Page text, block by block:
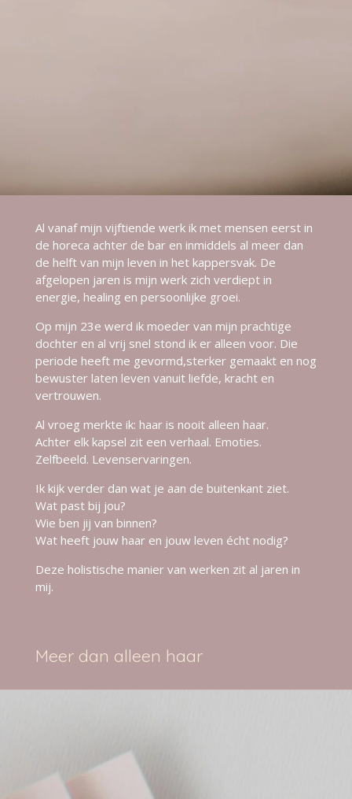
Al vanaf mijn vijftiende werk ik met mensen eerst in
de horeca achter de bar en inmiddels al meer dan
de helft van mijn leven in het kappersvak. De
afgelopen jaren is mijn werk zich verdiept in
energie, healing en persoonlijke groei.
Op mijn 23e werd ik moeder van mijn prachtige
dochter en al vrij snel stond ik er alleen voor. Die
periode heeft me gevormd,sterker gemaakt en nog
bewuster laten leven vanuit liefde, kracht en
vertrouwen.
Al vroeg merkte ik: haar is nooit alleen haar.
Achter elk kapsel zit een verhaal. Emoties.
Zelfbeeld. Levenservaringen.
Ik kijk verder dan wat je aan de buitenkant ziet.
Wat past bij jou?
Wie ben jij van binnen?
Wat heeft jouw haar en jouw leven écht nodig?
Deze holistische manier van werken zit al jaren in
mij.
Meer dan alleen haar